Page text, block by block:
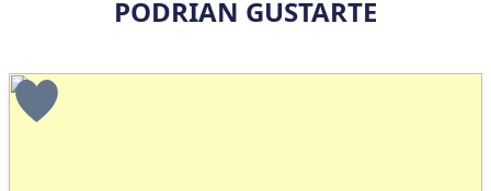
PODRIAN GUSTARTE